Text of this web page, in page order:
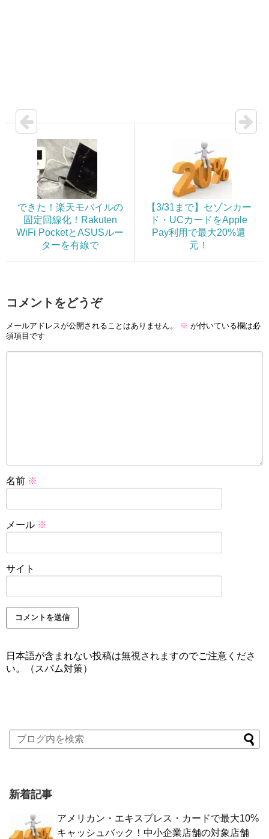
できた！楽天モバイルの
固定回線化！Rakuten
WiFi PocketとASUSルー
ターを有線で
【3/31まで】セゾンカー
ド・UCカードをApple
Pay利用で最大20%還
元！
コメントをどうぞ
メールアドレスが公開されることはありません。 ※ が付いている欄は必
須項目です
名前 ※
メール ※
サイト
日本語が含まれない投稿は無視されますのでご注意くださ
い。（スパム対策）
新着記事
アメリカン・エキスプレス・カードで最大10%
キャッシュバック！中小企業店舗の対象店舗